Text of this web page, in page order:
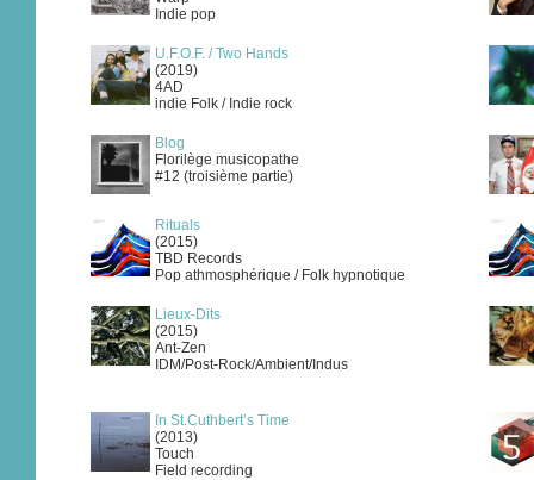
Indie pop
U.F.O.F. / Two Hands
(2019)
4AD
indie Folk / Indie rock
Blog
Florilège musicopathe
#12 (troisième partie)
Rituals
(2015)
TBD Records
Pop athmosphérique / Folk hypnotique
Lieux-Dits
(2015)
Ant-Zen
IDM/Post-Rock/Ambient/Indus
In St.Cuthbert’s Time
(2013)
Touch
Field recording